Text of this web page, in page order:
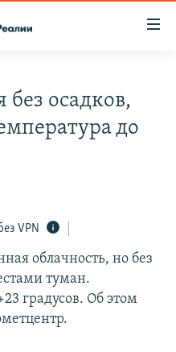
СОПРОТИВЛЕНИЯ
осадков,
до
VPN
облачность, но без
туман.
градусов. Об этом